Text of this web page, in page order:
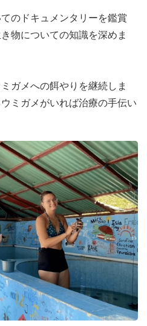
全体の健康を示す指標となり
気候変動に対する海亀の感受
課題を反映しています。海亀
ことで、科学者たちは海洋の
について理解を深めます。
ことによって砂を通気性のあ
進し、ビーチの侵食を減らし
とは、他の種が生存するため
保護にもつながります。
行動学、生態学に貴重な洞察
伝的分析、個体数モニタリン
らの古代の生物に対する理解
。保護活動には、海亀の重要
意識を高めるための教育プロ
のドキュメンタリーを鑑賞
物についての知識を深めま
ガメへの餌やりを継続しま
ミガメがいれば治療の手伝い